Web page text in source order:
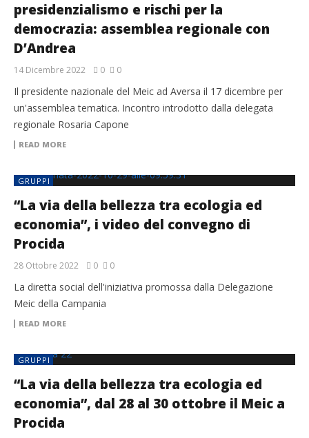
presidenzialismo e rischi per la
democrazia: assemblea regionale con
D’Andrea
14 Dicembre 2022 0 0
Il presidente nazionale del Meic ad Aversa il 17 dicembre per
un'assemblea tematica. Incontro introdotto dalla delegata
regionale Rosaria Capone
READ MORE
GRUPPI
“La via della bellezza tra ecologia ed
economia”, i video del convegno di
Procida
28 Ottobre 2022 0 0
La diretta social dell'iniziativa promossa dalla Delegazione
Meic della Campania
READ MORE
GRUPPI
“La via della bellezza tra ecologia ed
economia”, dal 28 al 30 ottobre il Meic a
Procida